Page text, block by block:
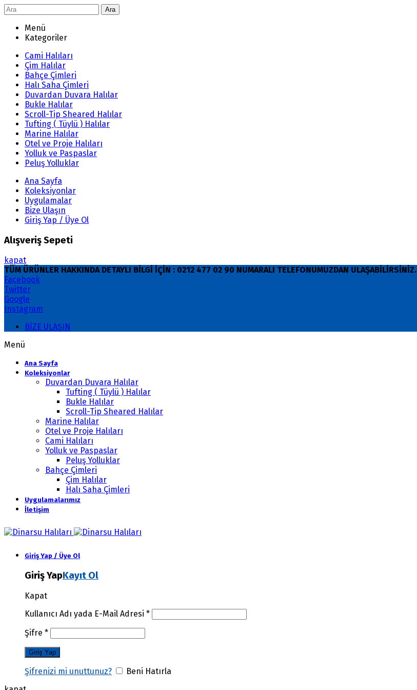
Ara
Menü
Kategoriler
Cami Halıları
Çim Halılar
Bahçe Çimleri
Halı Saha Çimleri
Duvardan Duvara Halılar
Bukle Halılar
Scroll-Tip Sheared Halılar
Tufting ( Tüylü ) Halılar
Marine Halılar
Otel ve Proje Halıları
Yolluk ve Paspaslar
Peluş Yolluklar
Ana Sayfa
Koleksiyonlar
Uygulamalar
Bize Ulaşın
Giriş Yap / Üye Ol
Alışveriş Sepeti
kapat
TÜM ÜRÜNLER HAKKINDA DETAYLI BİLGİ İÇİN : 0212 477 02 90 NUMARALI TELEFONUMUZDAN ULAŞABİLİRSİNİZ.
Facebook
Twitter
Google
Instagram
BİZE ULAŞIN
Menü
Ana Sayfa
Koleksiyonlar
Duvardan Duvara Halılar
Tufting ( Tüylü ) Halılar
Bukle Halılar
Scroll-Tip Sheared Halılar
Marine Halılar
Otel ve Proje Halıları
Cami Halıları
Yolluk ve Paspaslar
Peluş Yolluklar
Bahçe Çimleri
Çim Halılar
Halı Saha Çimleri
Uygulamalarımız
İletişim
Giriş Yap / Üye Ol
Giriş YapKayıt Ol
Kapat
Kullanıcı Adı yada E-Mail Adresi *
Şifre *
Şifrenizi mi unuttunuz?
Beni Hatırla